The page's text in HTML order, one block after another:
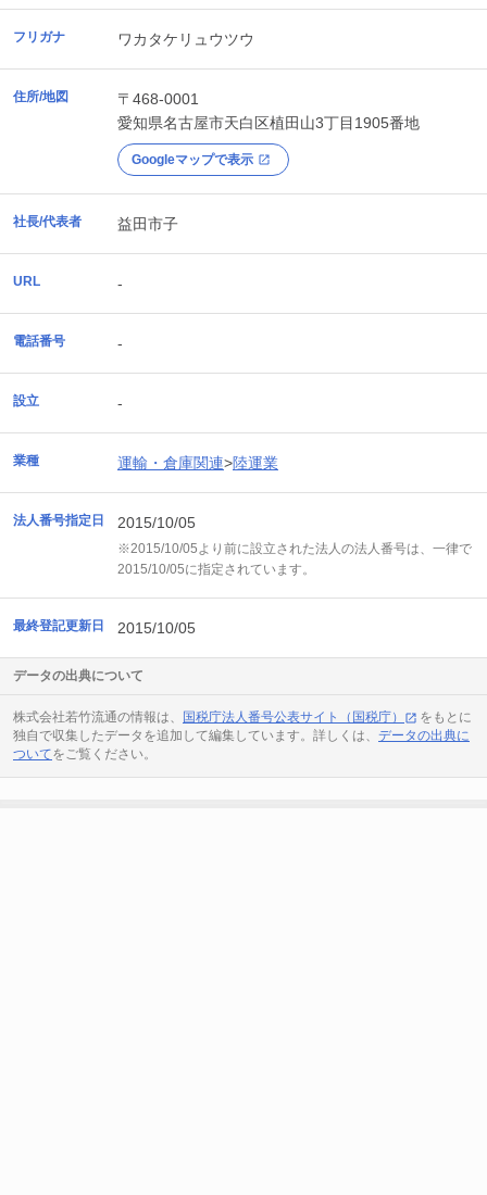
フリガナ ワカタケリュウツウ
住所/地図
〒468-0001
愛知県名古屋市天白区植田山3丁目1905番地
Googleマップで表示
社長/代表者 益田市子
URL -
電話番号 -
設立 -
業種 運輸・倉庫関連>陸運業
法人番号指定日 2015/10/05
※2015/10/05より前に設立された法人の法人番号は、一律で
2015/10/05に指定されています。
最終登記更新日 2015/10/05
データの出典について
株式会社若竹流通の情報は、 国税庁法人番号公表サイト（国税庁）
をもとに
独自で収集したデータを追加して編集しています。詳しくは、 データの出典に
ついてをご覧ください。